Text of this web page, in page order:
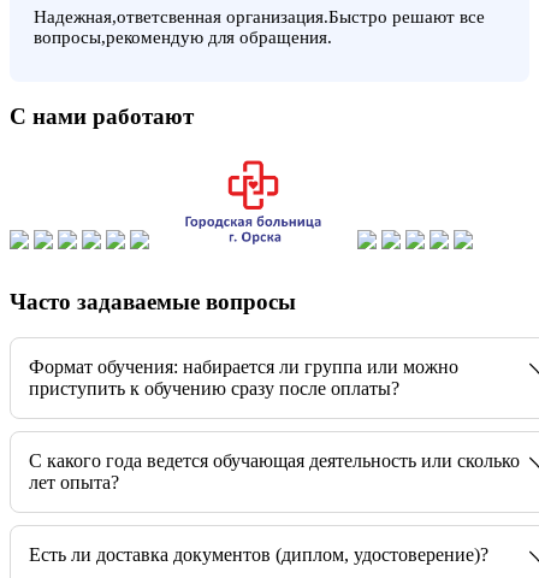
Надежная,ответсвенная организация.Быстро решают все
вопросы,рекомендую для обращения.
С нами работают
Часто задаваемые вопросы
Формат обучения: набирается ли группа или можно
приступить к обучению сразу после оплаты?
C какого года ведется обучающая деятельность или сколько
лет опыта?
Есть ли доставка документов (диплом, удостоверение)?